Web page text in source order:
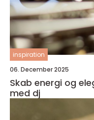
inspiration
06. December 2025
Skab energi og
med dj